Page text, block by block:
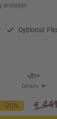
anzeigen
Optional:
Details
-20% €